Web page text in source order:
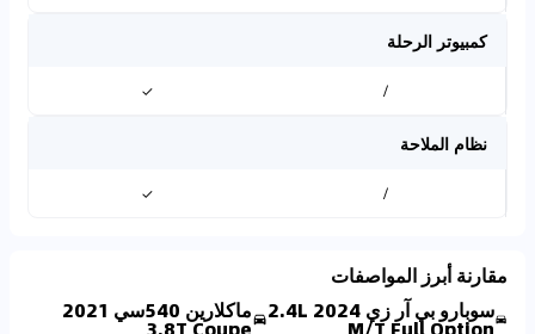
كمبيوتر الرحلة
/
✓
نظام الملاحة
/
✓
مقارنة أبرز المواصفات
سوبارو بي آر زي 2024 2.4L
ماكلارين 540سي 2021